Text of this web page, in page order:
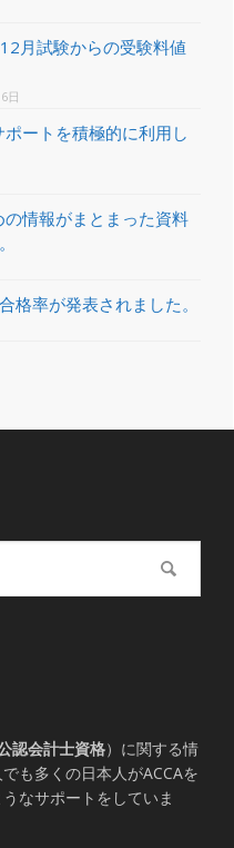
月試験からの受験料値
日
ポートを積極的に利用し
の情報がまとまった資料
格率が発表されました。
認会計士資格）に関する情
も多くの日本人がACCAを
なサポートをしていま